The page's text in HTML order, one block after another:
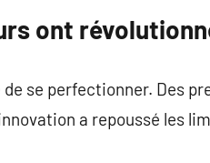
ont
de se perfectionner. Des
a repoussé les